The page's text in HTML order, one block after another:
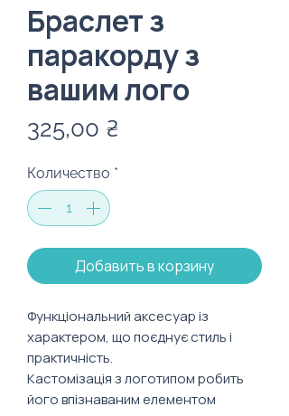
Браслет з
паракорду з
вашим лого
325,00 ₴
Количество *
Добавить в корзину
Функціональний аксесуар із
характером, що поєднує стиль і
практичність.
Кастомізація з логотипом робить
його впізнаваним елементом